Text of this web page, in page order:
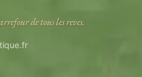
de tous les reves.